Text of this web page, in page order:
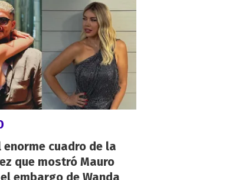
cuadro de la
que mostró Mauro
embargo de Wanda